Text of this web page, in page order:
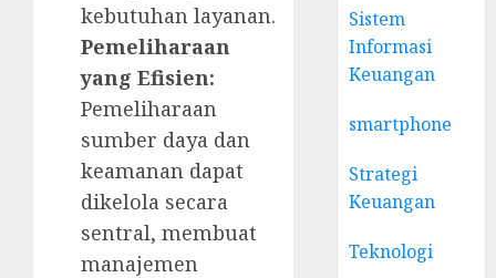
kebutuhan layanan.
Pemeliharaan
yang Efisien:
Pemeliharaan
sumber daya dan
keamanan dapat
dikelola secara
sentral, membuat
manajemen
Sistem
Informasi
Keuangan
smartphone
Strategi
Keuangan
Teknologi